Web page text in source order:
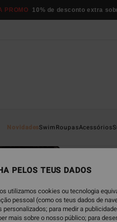
PROMO 10% de desconto extra
NovidadesSwimRoupasAcessórios
PELOS TEUS DADOS
utilizamos cookies ou tecnologia
pessoal (como os teus dados de
para medir a
mais sobre o nosso público; para